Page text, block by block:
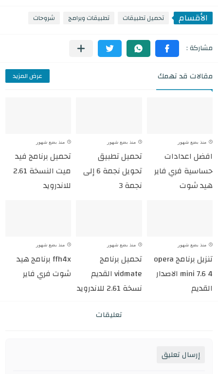
الأقسام تحميل تطبيقات تطبيقات وبرامج شروحات
مقالات قد تهمك عرض المزيد
منذ بضع شهور
افضل اعدادات
حساسية فري فاير
هيد شوت
منذ بضع شهور
تحميل تطبيق
تحويل نجمة 6 إلى
نجمة 3
منذ بضع شهور
تحميل برنامج فيد
ميت النسخة 2.61
للاندرويد
منذ بضع شهور
تنزيل برنامج opera
mini 7.6 4 الاصدار
القديم
منذ بضع شهور
تحميل برنامج
vidmate القديم
نسخة 2.61 للاندرويد
منذ بضع شهور
ffh4x برنامج هيد
شوت فري فاير
تعليقات
إرسال تعليق